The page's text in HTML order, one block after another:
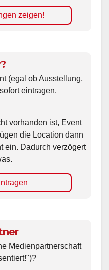
zeigen!
(egal ob Ausstellung,
eintragen.
vorhanden ist, Event
die Location dann
ein. Dadurch verzögert
Medienpartnerschaft